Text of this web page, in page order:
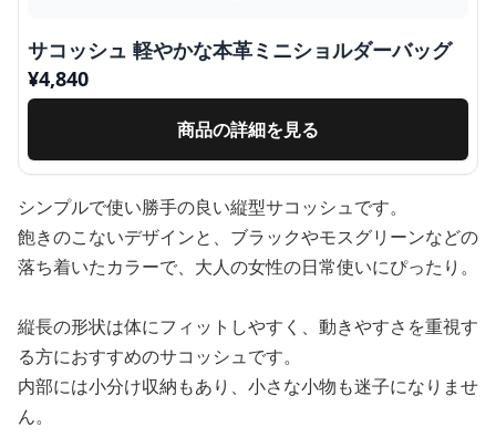
サコッシュ 軽やかな本革ミニショルダーバッグ
¥4,840
商品の詳細を見る
シンプルで使い勝手の良い縦型サコッシュです。
飽きのこないデザインと、ブラックやモスグリーンなどの
落ち着いたカラーで、大人の女性の日常使いにぴったり。
縦長の形状は体にフィットしやすく、動きやすさを重視す
る方におすすめのサコッシュです。
内部には小分け収納もあり、小さな小物も迷子になりませ
ん。